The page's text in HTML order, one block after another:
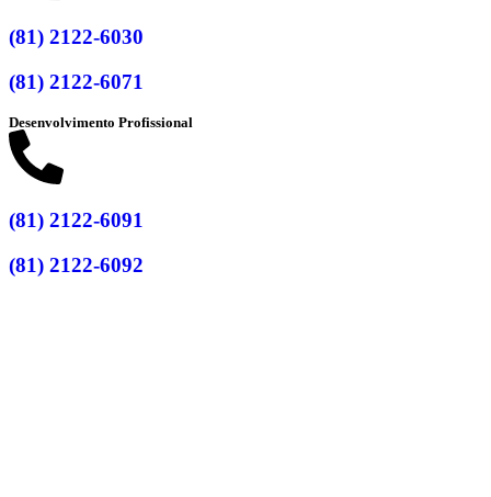
(81) 2122-6030
(81) 2122-6071
Desenvolvimento Profissional
(81) 2122-6091
(81) 2122-6092